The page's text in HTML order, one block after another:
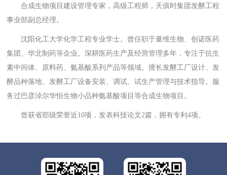
合成生物项目建设管理专家，高级工程师，天俱时集团发酵工程
事业部副总经理。
沈阳化工大学化学工程专业学士。曾任职于量维生物、创诺医药
集团、华北制药等企业。深耕医药生产及经营管理多年，专注于抗生
素中间体、原料药、氨基酸系列产品等领域。擅长发酵工厂设计、发
酵品种落地、发酵工厂设备安装、调试、试生产管理与技术指导。服
务过巴彦淖尔华恒生物小品种氨基酸项目等合成生物项目。
曾获省部级荣誉近10项，发表科技论文2篇，拥有专利4项。